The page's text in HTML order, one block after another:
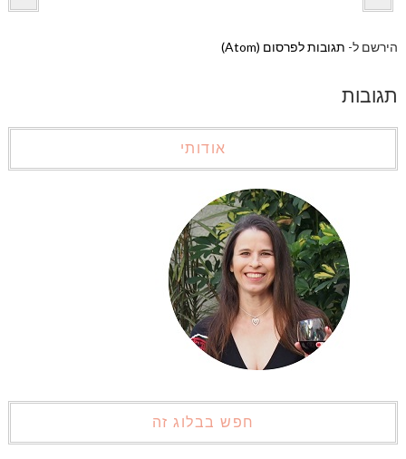
הירשם ל- תגובות לפרסום (Atom)
תגובות
אודותי
חפש בבלוג זה